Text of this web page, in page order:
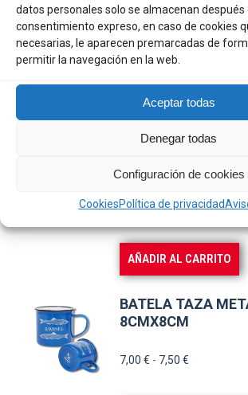
datos personales solo se almacenan después
consentimiento expreso, en caso de cookies
necesarias, le aparecen premarcadas de
permitir la navegación en la web.
Aceptar todas
Denegar todas
Configuración de cookies
CookiesPolítica de privacidad
3,50€
AÑADIR AL CARRITO
BATELA ANCLA
18,50€
AÑADIR AL CARRITO
BATELA TAZA
8CMX8CM
7,00 € - 7,50 €